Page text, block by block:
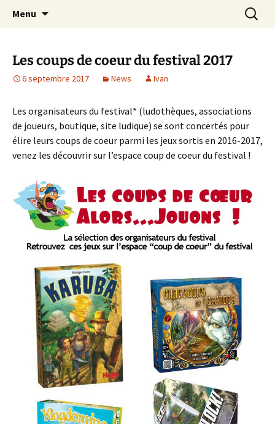
Alors…Jouons !
Festival du jeu en Tarn-et-Garonne
Menu
Les coups de coeur du festival 2017
6 septembre 2017 News Ivan
Les organisateurs du festival* (ludothèques, associations
de joueurs, boutique, site ludique) se sont concertés pour
élire leurs coups de coeur parmi les jeux sortis en 2016-2017,
venez les découvrir sur l’espace coup de coeur du festival !